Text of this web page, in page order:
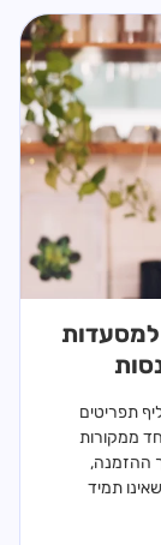
למסעדות
תפריטים
ממקורות
ההזמנה,
תמיד